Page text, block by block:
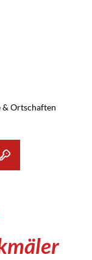
& Ortschaften